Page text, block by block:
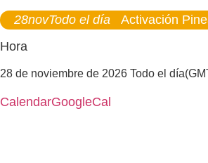
28novTodo el día Activación
Hora
28 de noviembre de 2026 Todo el día
CalendarGoogleCal